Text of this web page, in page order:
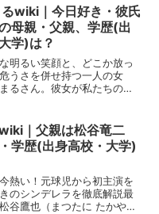
今日は、いま最も目が離せ
、黒川想矢という...
wiki｜今日好き・彼氏
母親・父親、学歴(出
学)は？
明るい笑顔と、どこか放っ
うさを併せ持つ一人の女
るさん。彼女が私たちの前
を追いかけていた少女は、
藤もさらけ出し...
｜父親は松谷竜二
学歴(出身高校・大学)
熱い！元球児から初主演を
のシンデレラを徹底解説最
谷鷹也（まつたに たかや）